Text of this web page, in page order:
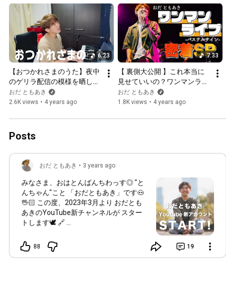
6:23
【おつかれさまのうた】夜中
のゲリラ配信の模様を晒して
みた(セルフカバー/aoiro)
おだ ともあき
2.6K views • 4 years ago
7:33
【 裏側大公開 】これ本当に
見せていいの？ワンマンライ
ブの裏側に密着スペシャル -
パステルサイン - おだともあ
おだ ともあき
1.8K views • 4 years ago
Posts
おだ ともあき • 3 years ago
みなさま、おはとんばんちわっす◎ "と
んちゃん"こと 「おだともあき」です🐽
🖖🏻 この度、2023年3月より おだとも
あきのYouTube新チャンネルが スター
トします🕊 🔗
https://youtube.com/@odatomoaki_movie
これからバラエティや歌コンテンツなど
僕の音楽や人柄から認知してもらえる
88 19